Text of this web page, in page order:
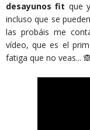
desayunos fit que
incluso que se
las probáis me
vídeo, que es el
fatiga que no veas...